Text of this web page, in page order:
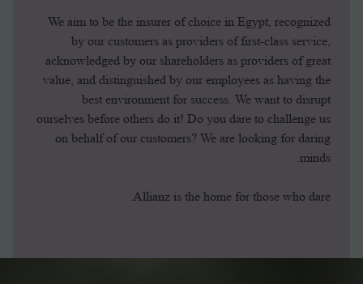
We aim to be the insurer of choice in Egypt, recognized
by our customers as providers of first-class service,
acknowledged by our shareholders as providers of great
value, and distinguished by our employees as having the
best environment for success. We want to disrupt
ourselves before others do it! Do you dare to challenge us
on behalf of our customers? We are looking for daring
minds.
Allianz is the home for those who dare.